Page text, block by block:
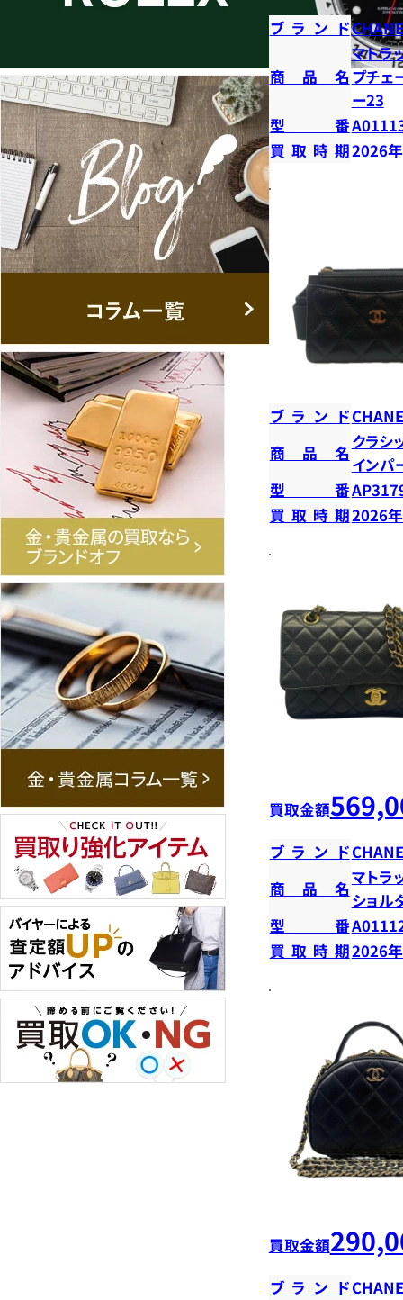
ブランド
商品名
マトラ
プチェ
ー23
型番
買取時期2026
ブランド
商品名
クラシ
インパ
型番
買取時期2026
買取金額
ブランド
商品名
マトラ
ショ
型番
買取時期2026
買取金額
ブランド